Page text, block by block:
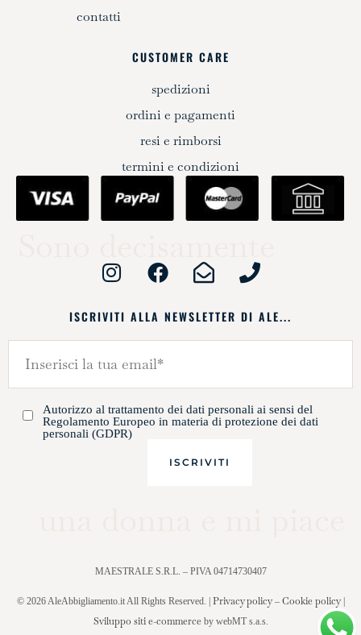
contatti
CUSTOMER CARE
spedizioni
ordini e pagamenti
resi e rimborsi
termini e condizioni
ISCRIVITI ALLA NEWSLETTER DI ALE...
Autorizzo al trattamento dei dati personali ai sensi del
Regolamento Europeo in materia di protezione dei dati
personali (GDPR)
MAESTRALE S.R.L. – PIVA 04714730407
© 2026 AleAbbigliamento.it All Rights Reserved. | Privacy policy– Cookie policy|
Sviluppo siti e-commerce by webMT s.a.s.